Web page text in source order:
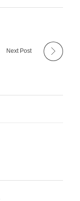
Next Post